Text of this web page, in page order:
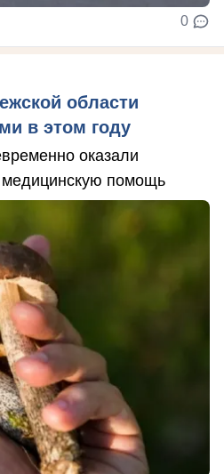
0
области
в этом году
оказали
помощь